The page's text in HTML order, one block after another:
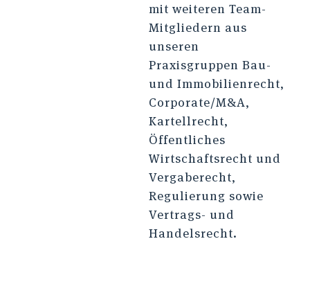
mit weiteren Team-
Mitgliedern aus
unseren
Praxisgruppen Bau-
und Immobilienrecht,
Corporate/M&A,
Kartellrecht,
Öffentliches
Wirtschaftsrecht und
Vergaberecht,
Regulierung sowie
Vertrags- und
Handelsrecht.